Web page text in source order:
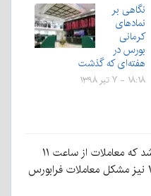
نگاهی بر
نمادهای
کرمانی
بورس در
هفته‌ای که گذشت
۱۸:۱۸ - ۷ تیر ۱۳۹۸
در نهایت در اطلاعیه دیگری اعلام شد که معاملات از ساعت ۱۱
آغاز خواهد شد اما پس از ساعت ۱۱ نیز مشکل معاملات فرابورس